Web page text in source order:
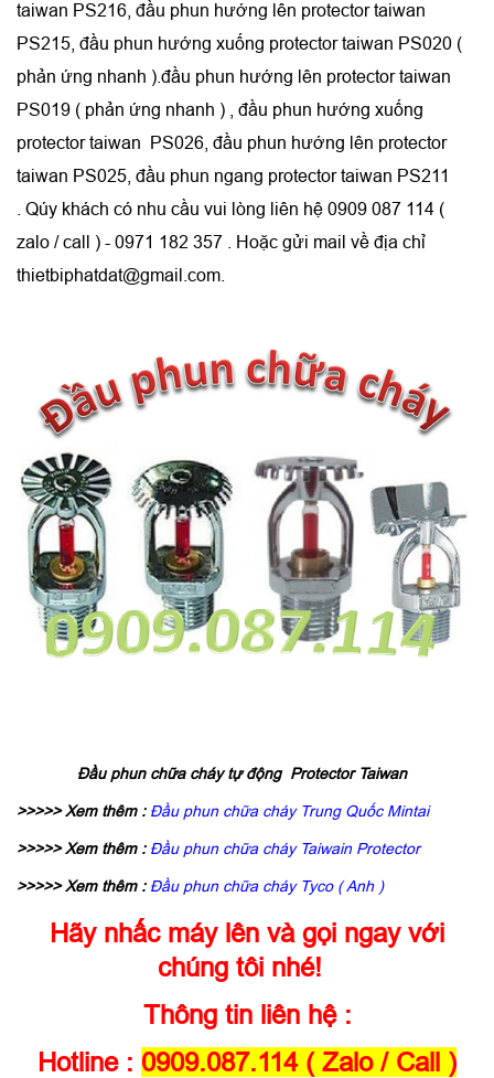
taiwan PS216, đầu phun hướng lên protector taiwan
PS215, đầu phun hướng xuống protector taiwan PS020 (
phản ứng nhanh ).đầu phun hướng lên protector taiwan
PS019 ( phản ứng nhanh ) , đầu phun hướng xuống
protector taiwan PS026, đầu phun hướng lên protector
taiwan PS025, đầu phun ngang protector taiwan PS211
. Qúy khách có nhu cầu vui lòng liên hệ 0909 087 114 (
zalo / call ) - 0971 182 357 . Hoặc gửi mail về địa chỉ
thietbiphatdat@gmail.com.
Đầu phun chữa cháy tự động Protector Taiwan
>>>>> Xem thêm : Đầu phun chữa cháy Trung Quốc Mintai
>>>>> Xem thêm : Đầu phun chữa cháy Taiwain Protector
>>>>> Xem thêm : Đầu phun chữa cháy Tyco ( Anh )
Hãy nhấc máy lên và gọi ngay với
chúng tôi nhé!
Thông tin liên hệ :
Hotline : 0909.087.114 ( Zalo / Call )